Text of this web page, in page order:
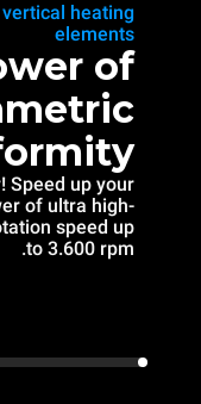
heating
elements
of
Speed up your
of ultra high-
speed up
to 3.600 rpm.